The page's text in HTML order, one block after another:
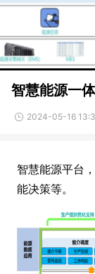
智慧能源一
2024-05-16
智慧能源平台
能决策等。